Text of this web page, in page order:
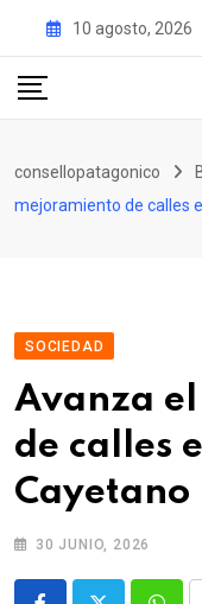
content
10 agosto, 2026
consellopatagonico
mejoramiento de calles
SOCIEDAD
Avanza
de calles
Cayetano
30 JUNIO, 2026